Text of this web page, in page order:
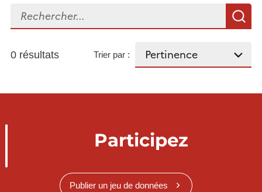
Rechercher...
0 résultats Trier par :
Participez
Publier un jeu de données